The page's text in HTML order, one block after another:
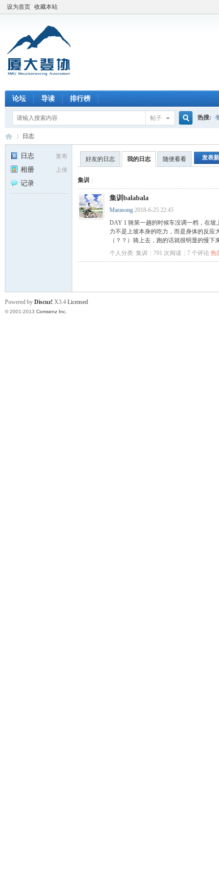
设为首页 收藏本站
论坛 导读 排行榜
帖子 热搜:
日志
发布
日志
上传
相册
记录
好友的日志 我的日志 随便看看 发表
集训
集训balabala
Marasong 2018-6-25 22:45
DAY 1 骑第一趟的时候车没调一档，在
力不是上坡本身的吃力，而是身体的反应
（？？）骑上去，跑的话就很明显的慢下
个人分类: 集训 791 次阅读 7 个评论 热
Powered by Discuz! X3.4 Licensed
© 2001-2013 Comsenz Inc.